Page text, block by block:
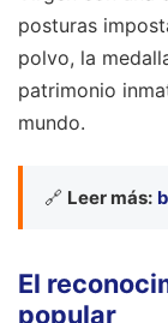
polvo, la
patrimonio
mundo.
popular